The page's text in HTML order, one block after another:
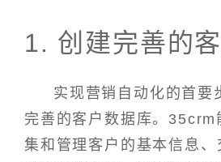
1. 创建完善的
实现营销自动化的首要
完善的客户数据库。35crm
集和管理客户的基本信息、